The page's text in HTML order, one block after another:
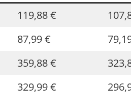
119,88 €
87,99 €
359,88 €
329,99 €